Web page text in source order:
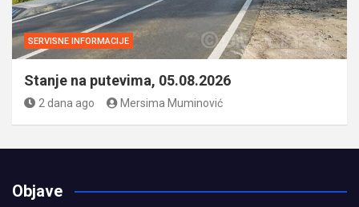
SERVISNE INFORMACIJE
Stanje na putevima, 05.08.2026
2 dana ago Mersima Muminović
Objave